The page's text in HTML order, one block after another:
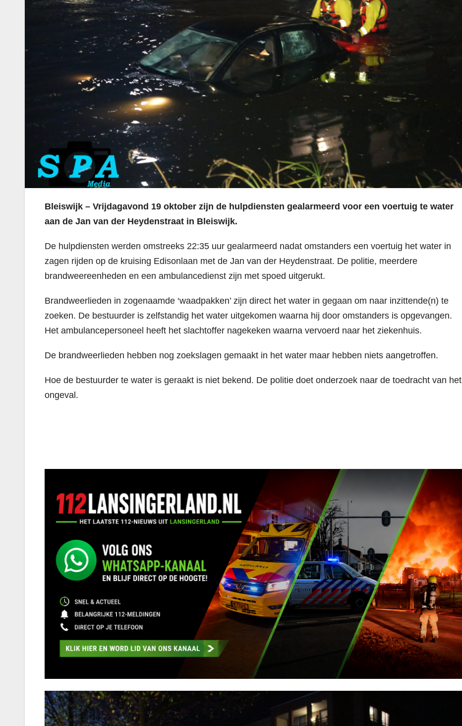
Bleiswijk – Vrijdagavond 19 oktober zijn de hulpdiensten gealarmeerd voor een voertuig te water
aan de Jan van der Heydenstraat in Bleiswijk.
De hulpdiensten werden omstreeks 22:35 uur gealarmeerd nadat omstanders een voertuig het water in
zagen rijden op de kruising Edisonlaan met de Jan van der Heydenstraat. De politie, meerdere
brandweereenheden en een ambulancedienst zijn met spoed uitgerukt.
Brandweerlieden in zogenaamde ‘waadpakken’ zijn direct het water in gegaan om naar inzittende(n) te
zoeken. De bestuurder is zelfstandig het water uitgekomen waarna hij door omstanders is opgevangen.
Het ambulancepersoneel heeft het slachtoffer nagekeken waarna vervoerd naar het ziekenhuis.
De brandweerlieden hebben nog zoekslagen gemaakt in het water maar hebben niets aangetroffen.
Hoe de bestuurder te water is geraakt is niet bekend. De politie doet onderzoek naar de toedracht van het
ongeval.